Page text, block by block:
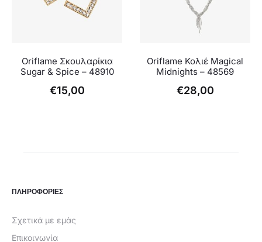
Oriflame Σκουλαρίκια
Sugar & Spice – 48910
€15,00
Oriflame Κολιέ Magical
Midnights – 48569
€28,00
ΠΛΗΡΟΦΟΡΙΕΣ
Σχετικά με εμάς
Επικοινωνία